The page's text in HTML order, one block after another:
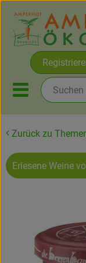
Mobiles
Ökokisten
Obst & Gemüse
Zurück zu
Erlesene Weine